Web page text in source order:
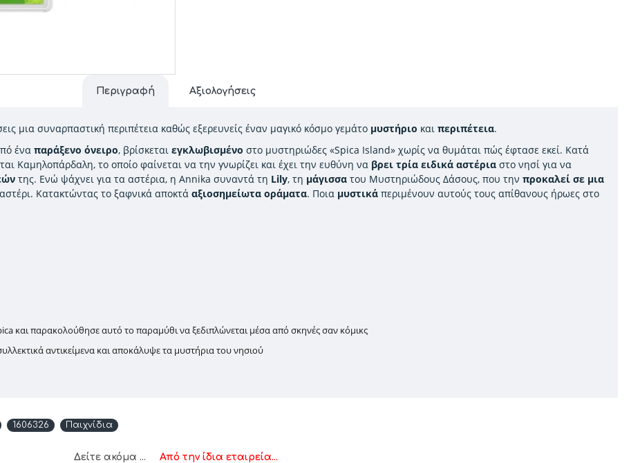
Περιγραφή Αξιολογήσεις
μια συναρπαστική περιπέτεια καθώς εξερευνείς έναν μαγικό κόσμο γεμάτο μυστήριο και περιπέτεια.
ένα παράξενο όνειρο, βρίσκεται εγκλωβισμένο στο μυστηριώδες «Spica Island» χωρίς να θυμάται πώς έφτασε εκεί. Κατά
Καμηλοπάρδαλη, το οποίο φαίνεται να την γνωρίζει και έχει την ευθύνη να βρει τρία ειδικά αστέρια στο νησί για να
της. Ενώ ψάχνει για τα αστέρια, η Annika συναντά τη Lily, τη μάγισσα του Μυστηριώδους Δάσους, που την προκαλεί σε μια
Κατακτώντας το ξαφνικά αποκτά αξιοσημείωτα οράματα. Ποια μυστικά περιμένουν αυτούς τους απίθανους ήρωες στο
και παρακολούθησε αυτό το παραμύθι να ξεδιπλώνεται μέσα από σκηνές σαν κόμικς
αντικείμενα και αποκάλυψε τα μυστήρια του νησιού
1606326 Παιχνίδια
Δείτε ακόμα ... Από την ίδια εταιρεία...